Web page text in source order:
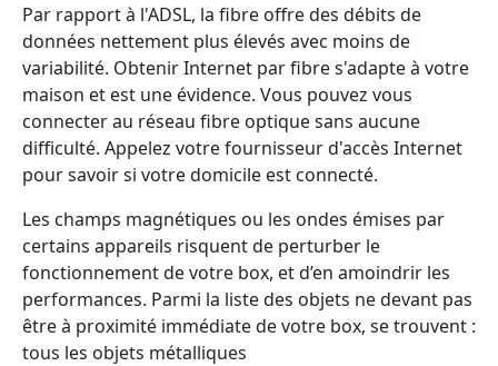
Par rapport à l'ADSL, la fibre offre des débits de
données nettement plus élevés avec moins de
variabilité. Obtenir Internet par fibre s'adapte à votre
maison et est une évidence. Vous pouvez vous
connecter au réseau fibre optique sans aucune
difficulté. Appelez votre fournisseur d'accès Internet
pour savoir si votre domicile est connecté.
Les champs magnétiques ou les ondes émises par
certains appareils risquent de perturber le
fonctionnement de votre box, et d’en amoindrir les
performances. Parmi la liste des objets ne devant pas
être à proximité immédiate de votre box, se trouvent :
tous les objets métalliques